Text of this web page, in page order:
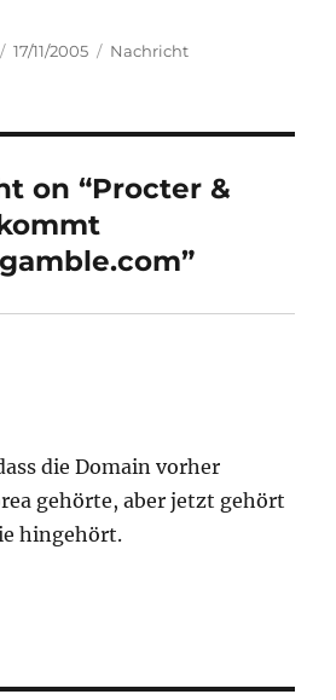
Posted
17/11/2005 Categories
Nachricht
on “Procter &
die Domain vorher
gehörte, aber jetzt gehört
hingehört.